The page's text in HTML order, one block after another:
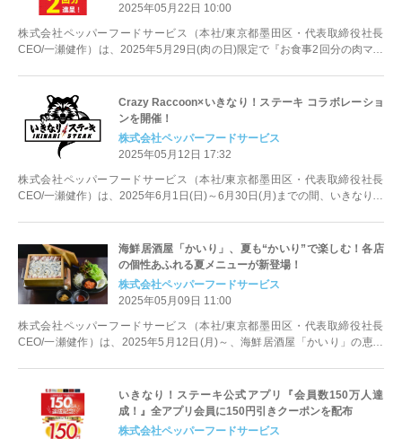
2025年05月22日 10:00
株式会社ペッパーフードサービス（本社/東京都墨田区・代表取締役社長
CEO/一瀬健作）は、2025年5月29日(肉の日)限定で『お食事2回分の肉マネ
Crazy Raccoon×いきなり！ステーキ コラボレーショ
ンを開催！
株式会社ペッパーフードサービス
2025年05月12日 17:32
株式会社ペッパーフードサービス（本社/東京都墨田区・代表取締役社長
CEO/一瀬健作）は、2025年6月1日(日)～6月30日(月)までの間、いきなり！
海鮮居酒屋「かいり」、夏も“かいり”で楽しむ！各店
の個性あふれる夏メニューが新登場！
株式会社ペッパーフードサービス
2025年05月09日 11:00
株式会社ペッパーフードサービス（本社/東京都墨田区・代表取締役社長
CEO/一瀬健作）は、2025年5月12日(月)～、海鮮居酒屋「かいり」の恵比
いきなり！ステーキ公式アプリ『会員数150万人達
成！』全アプリ会員に150円引きクーポンを配布
株式会社ペッパーフードサービス